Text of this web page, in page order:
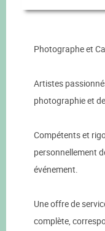
Photographe et
Artistes
photographie et
Compétents et
personnellement
événement.
Une offre de
complète,